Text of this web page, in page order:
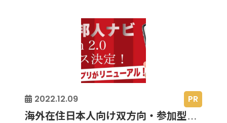
任に関連するサービスを提供する企業や機関向
けの媒体運営と広告サービス展開で事業提携に
合意したことを発表します。 ◇両社の強みとリ
海外在住日本人向け双方向・参加型情報プラットフォーム「邦人NAVI」をVer.2.0にアップデート、法人アカウントの開設キャンペーンを実施！
2022.12.09 PR